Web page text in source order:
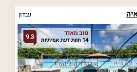
עבדון
9.3 טוב מאוד
14 חוות דעת אמיתיות